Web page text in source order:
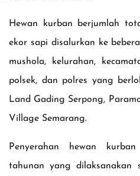
Hewan kurban berjumlah
ekor sapi disalurkan ke
mushola, kelurahan,
polsek, dan polres yang
Land Gading Serpong,
Village Semarang.
Penyerahan hewan
tahunan yang dilaksanakan